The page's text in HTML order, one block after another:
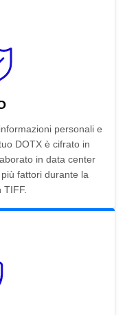
personali e
DOTX è cifrato in
in data center
fattori durante la
TIFF.